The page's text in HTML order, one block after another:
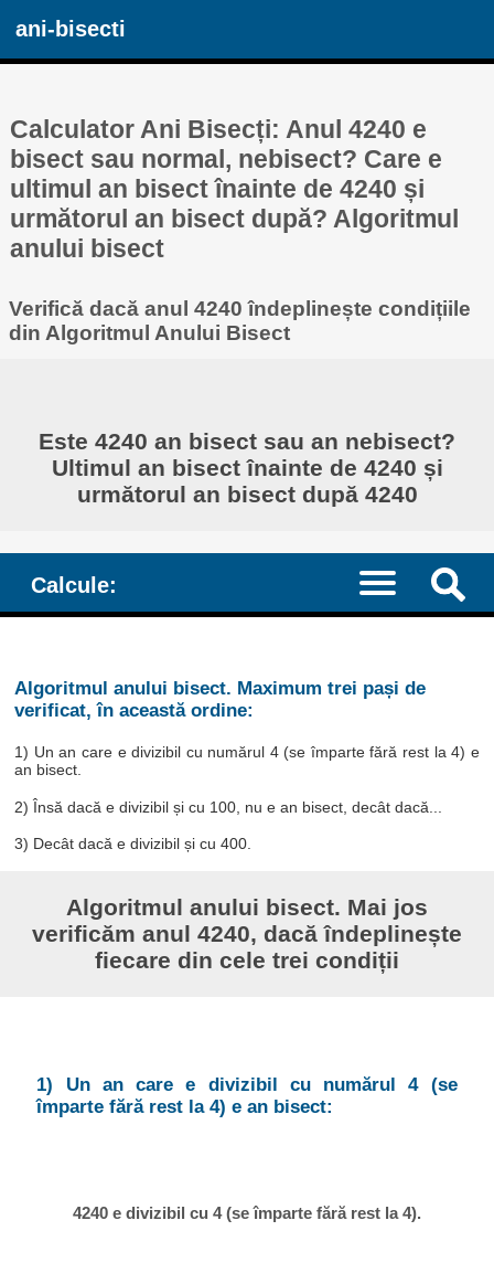
ani-bisecti
Calculator Ani Bisecți: Anul 4240 e
bisect sau normal, nebisect? Care e
ultimul an bisect înainte de 4240 și
următorul an bisect după? Algoritmul
anului bisect
Verifică dacă anul 4240 îndeplinește condițiile
din Algoritmul Anului Bisect
Este 4240 an bisect sau an nebisect?
Ultimul an bisect înainte de 4240 și
următorul an bisect după 4240
Calcule:
Algoritmul anului bisect. Maximum trei pași de
verificat, în această ordine:
1) Un an care e divizibil cu numărul 4 (se împarte fără rest la 4) e
an bisect.
2) Însă dacă e divizibil și cu 100, nu e an bisect, decât dacă...
3) Decât dacă e divizibil și cu 400.
Algoritmul anului bisect. Mai jos
verificăm anul 4240, dacă îndeplinește
fiecare din cele trei condiții
1) Un an care e divizibil cu numărul 4 (se
împarte fără rest la 4) e an bisect:
4240 e divizibil cu 4 (se împarte fără rest la 4).